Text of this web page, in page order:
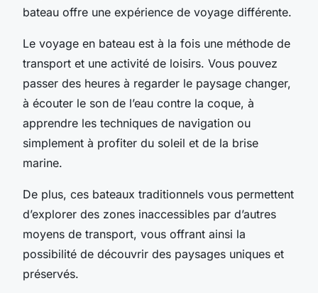
bateau offre une expérience de voyage différente.
Le voyage en bateau est à la fois une méthode de
transport et une activité de loisirs. Vous pouvez
passer des heures à regarder le paysage changer,
à écouter le son de l’eau contre la coque, à
apprendre les techniques de navigation ou
simplement à profiter du soleil et de la brise
marine.
De plus, ces bateaux traditionnels vous permettent
d’explorer des zones inaccessibles par d’autres
moyens de transport, vous offrant ainsi la
possibilité de découvrir des paysages uniques et
préservés.